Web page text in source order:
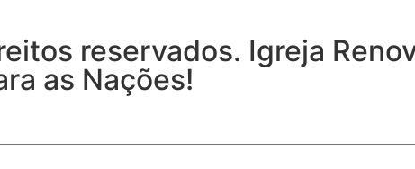
reservados. Igreja
as Nações!